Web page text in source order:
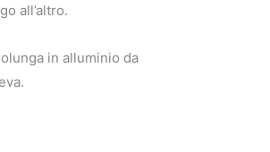
all’altro.
in alluminio da